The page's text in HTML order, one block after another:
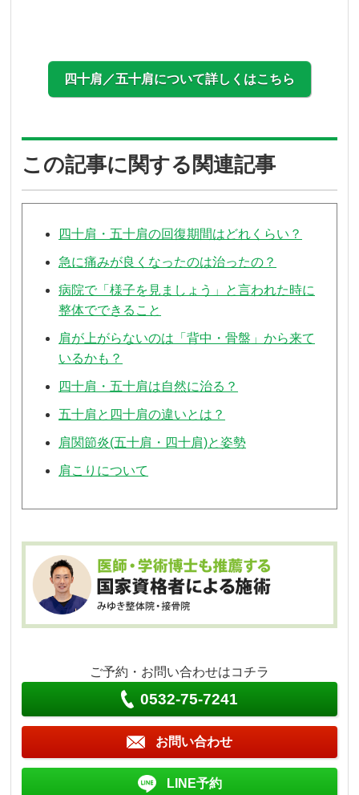
四十肩／五十肩について詳しくはこちら
この記事に関する関連記事
四十肩・五十肩の回復期間はどれくらい？
急に痛みが良くなったのは治ったの？
病院で「様子を見ましょう」と言われた時に
整体でできること
肩が上がらないのは「背中・骨盤」から来て
いるかも？
四十肩・五十肩は自然に治る？
五十肩と四十肩の違いとは？
肩関節炎(五十肩・四十肩)と姿勢
肩こりについて
ご予約・お問い合わせはコチラ
0532-75-7241
お問い合わせ
LINE予約